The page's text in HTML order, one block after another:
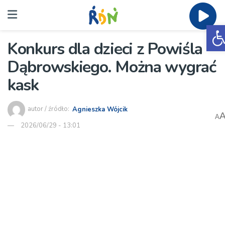
Konkurs dla dzieci z Powiśla
Dąbrowskiego. Można wygrać
kask
autor / źródło: Agnieszka Wójcik
2026/06/29 - 13:01
A